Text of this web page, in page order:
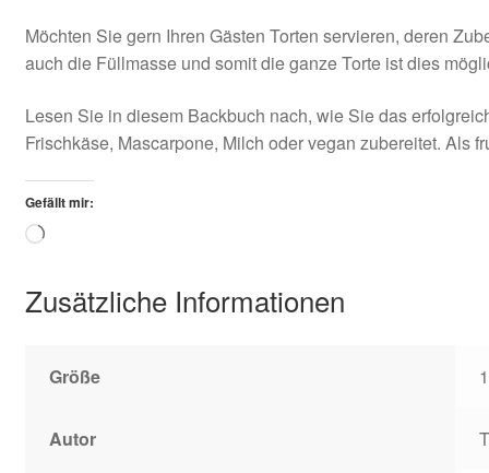
Möchten Sie gern Ihren Gästen Torten servieren, deren
auch die Füllmasse und somit die ganze Torte ist dies
Lesen Sie in diesem Backbuch nach, wie Sie das
Frischkäse, Mascarpone, Milch oder vegan zubereitet. Als
Gefällt mir:
Loading…
Zusätzliche Informationen
Größe
Autor